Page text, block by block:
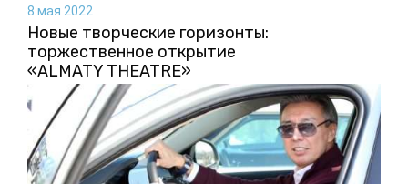
8 мая 2022
Новые творческие горизонты:
торжественное открытие
«ALMATY THEATRE»